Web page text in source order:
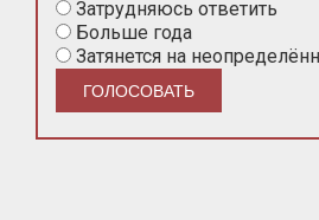
Затрудняюсь ответить
Больше года
Затянется на